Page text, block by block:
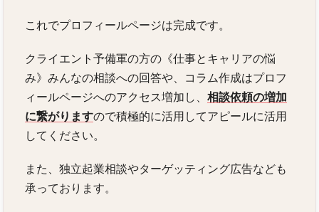
これでプロフィールページは完成です。
クライエント予備軍の方の《仕事とキャリアの悩
み》みんなの相談への回答や、コラム作成はプロフ
ィールページへのアクセス増加し、相談依頼の増加
に繋がりますので積極的に活用してアピールに活用
してください。
また、独立起業相談やターゲッティング広告なども
承っております。